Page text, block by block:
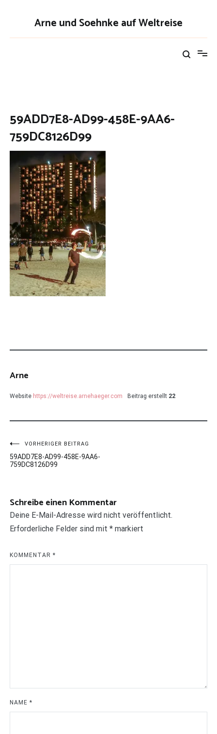
Arne und Soehnke auf Weltreise
59ADD7E8-AD99-458E-9AA6-
759DC8126D99
Arne
Website https://weltreise.arnehaeger.com Beitrag erstellt 22
Beitragsnavigation
VORHERIGER BEITRAG
59ADD7E8-AD99-458E-9AA6-
759DC8126D99
Schreibe einen Kommentar
Deine E-Mail-Adresse wird nicht veröffentlicht.
Erforderliche Felder sind mit * markiert
KOMMENTAR *
NAME *